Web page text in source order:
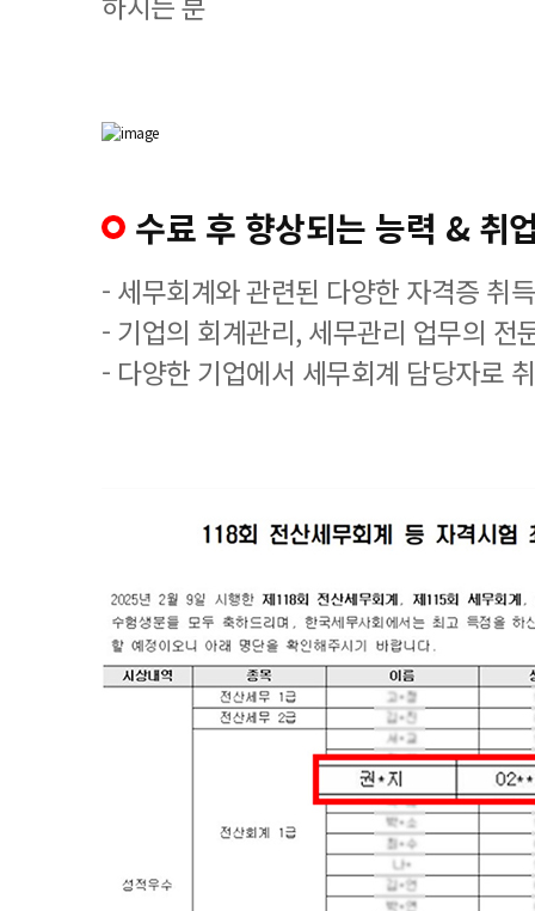
수료 후 향상되는 능력 & 취
- 세무회계와 관련된 다양한 자격증 취
- 기업의 회계관리, 세무관리 업무의 전
- 다양한 기업에서 세무회계 담당자로